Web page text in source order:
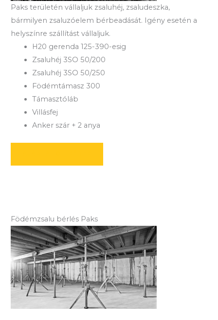
Paks területén vállaljuk zsaluhéj, zsaludeszka,
bármilyen zsaluzóelem bérbeadását. Igény esetén a
helyszínre szállítást vállaljuk.
H20 gerenda 125-390-esig
Zsaluhéj 3SO 50/200
Zsaluhéj 3SO 50/250
Födémtámasz 300
Támasztóláb
Villásfej
Anker szár + 2 anya
Födémzsalu bérlés Paks